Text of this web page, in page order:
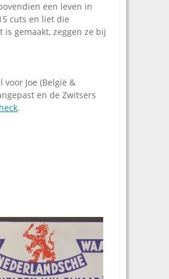
een leven in
cuts en liet die
gemaakt, zeggen ze bij
Joe (België &
en de Zwitsers
.